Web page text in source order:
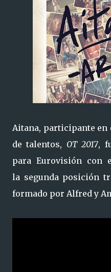
Aitana, participante en
de talentos, OT 2017,
para Eurovisión con
la segunda posición
formado por Alfred y